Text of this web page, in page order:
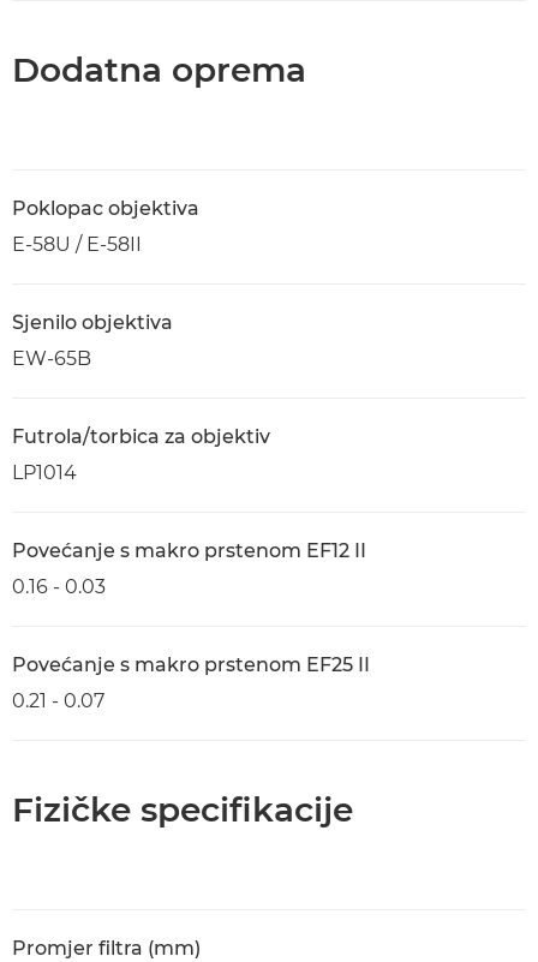
Dodatna oprema
Poklopac objektiva
E-58U / E-58II
Sjenilo objektiva
EW-65B
Futrola/torbica za objektiv
LP1014
Povećanje s makro prstenom EF12 II
0.16 - 0.03
Povećanje s makro prstenom EF25 II
0.21 - 0.07
Fizičke specifikacije
Promjer filtra (mm)